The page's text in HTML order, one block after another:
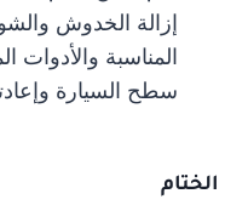
إزالة الخدوش
المناسبة
سطح السيارة
الختام